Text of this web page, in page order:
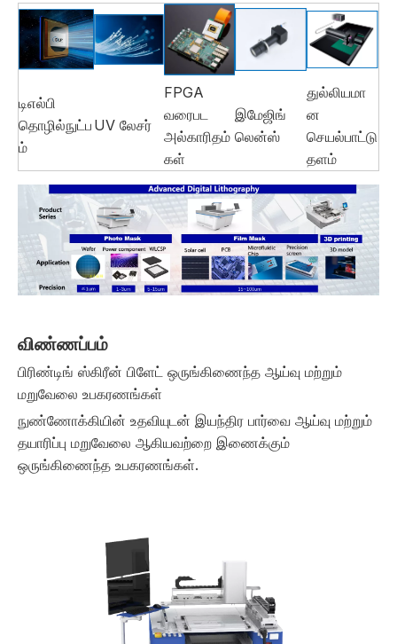
டிஎல்பி
தொழில்நுட்ப
ம்
UV லேசர்
FPGA
வரைபட
அல்காரிதம்
கள்
இமேஜிங்
லென்ஸ்
துல்லியமா
ன
செயல்பாட்டு
தளம்
விண்ணப்பம்
பிரிண்டிங் ஸ்கிரீன் பிளேட் ஒருங்கிணைந்த ஆய்வு மற்றும்
மறுவேலை உபகரணங்கள்
நுண்ணோக்கியின் உதவியுடன் இயந்திர பார்வை ஆய்வு மற்றும்
தயாரிப்பு மறுவேலை ஆகியவற்றை இணைக்கும்
ஒருங்கிணைந்த உபகரணங்கள்.